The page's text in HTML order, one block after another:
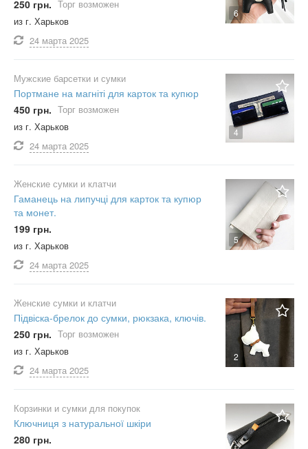
6
250 грн. Торг возможен
из г. Харьков
24 марта 2025
4
Мужские барсетки и сумки
Портмане на магніті для карток та купюр
450 грн. Торг возможен
из г. Харьков
24 марта 2025
5
Женские сумки и клатчи
Гаманець на липучці для карток та купюр
та монет.
199 грн.
из г. Харьков
24 марта 2025
2
Женские сумки и клатчи
Підвіска-брелок до сумки, рюкзака, ключів.
250 грн. Торг возможен
из г. Харьков
24 марта 2025
Корзинки и сумки для покупок
Ключниця з натуральної шкіри
280 грн.